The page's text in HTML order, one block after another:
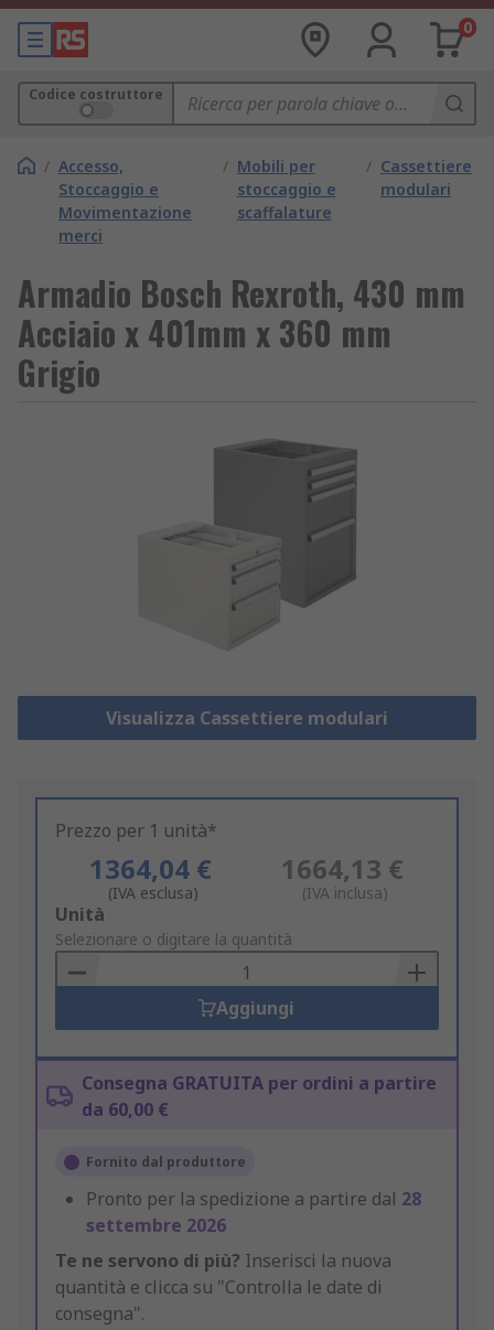
0
Codice costruttore
/ Accesso,
Stoccaggio e
Movimentazione
merci
/ Mobili per
stoccaggio e
scaffalature
/ Cassettiere
modulari
Armadio Bosch Rexroth, 430 mm
Acciaio x 401mm x 360 mm
Grigio
Visualizza Cassettiere modulari
Prezzo per 1 unità*
1364,04 €
(IVA esclusa)
1664,13 €
(IVA inclusa)
Add
to
Basket
Unità
Selezionare o digitare la quantità
Aggiungi
Consegna GRATUITA per ordini a partire
da 60,00 €
Fornito dal produttore
Pronto per la spedizione a partire dal 28
settembre 2026
Te ne servono di più? Inserisci la nuova
quantità e clicca su "Controlla le date di
consegna".